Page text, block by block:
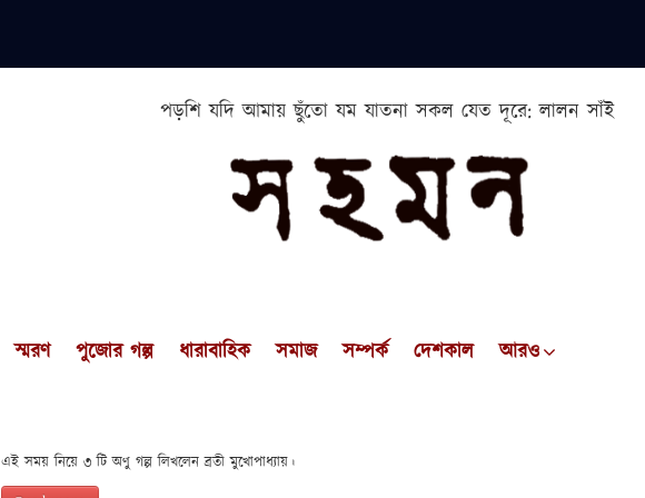
পড়শি যদি আমায় ছুঁতো যম যাতনা সকল যেত দূরে: লালন সাঁই
স্মরণ পুজোর গল্প ধারাবাহিক সমাজ সম্পর্ক দেশকাল আরও
এই সময় নিয়ে ৩ টি অণু গল্প লিখলেন ব্রতী মুখোপাধ্যায়।